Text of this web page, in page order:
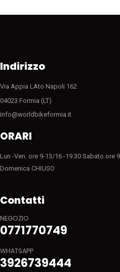
Indirizzo
Via Appia LAto Napoli 162
04023 Formia (LT)
info@worldbikeformia.it
ORARI
Lun -Ven. ore 9-13/16 -19.30 Sabato ore
Domenica CHIUSO
Contatti
NEGOZIO
0771770749
WHATSAPP
3926739444